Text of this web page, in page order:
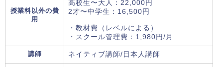
授業料以外の費
用
高校生〜大人：22,000円
2才〜中学生：16,500円
・教材費（レベルによる）
・スクール管理費：1,980円/月
講師 ネイティブ講師/日本人講師